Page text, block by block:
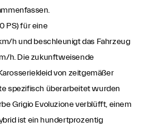
PS) für eine
h und beschleunigt das Fahrzeug
h. Die zukunftweisende
von zeitgemäßer
spezifisch überarbeitet wurden
Grigio Evoluzione verblüfft, einem
ist ein hundertprozentig